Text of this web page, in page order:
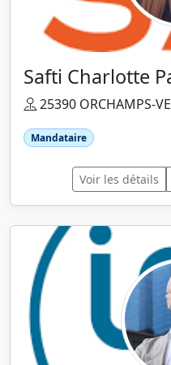
Safti Charlotte
25390 ORCHAMPS-
Mandataire
Voir les détails